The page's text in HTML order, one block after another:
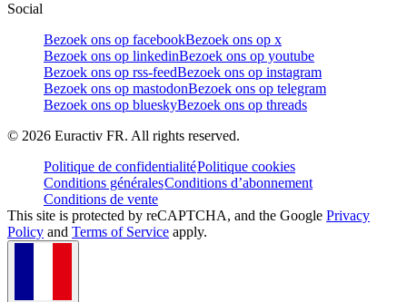
Social
Bezoek ons op facebookBezoek ons op x
Bezoek ons op linkedinBezoek ons op youtube
Bezoek ons op rss-feedBezoek ons op instagram
Bezoek ons op mastodonBezoek ons op telegram
Bezoek ons op blueskyBezoek ons op threads
© 2026 Euractiv FR. All rights reserved.
Politique de confidentialitéPolitique cookies
Conditions généralesConditions d’abonnement
Conditions de vente
This site is protected by reCAPTCHA, and the Google Privacy
Policy and Terms of Service apply.